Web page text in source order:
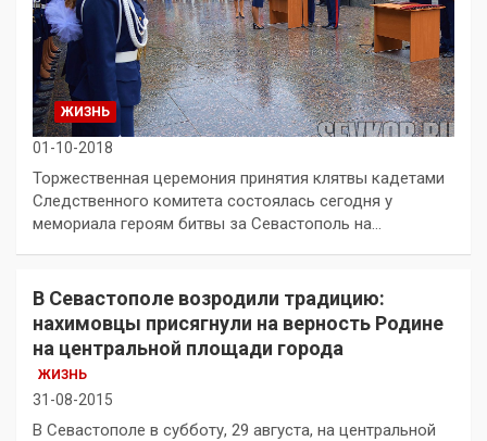
ЖИЗНЬ
01-10-2018
Торжественная церемония принятия клятвы кадетами
Следственного комитета состоялась сегодня у
мемориала героям битвы за Севастополь на…
В Севастополе возродили традицию:
нахимовцы присягнули на верность Родине
на центральной площади города
ЖИЗНЬ
31-08-2015
В Севастополе в субботу, 29 августа, на центральной